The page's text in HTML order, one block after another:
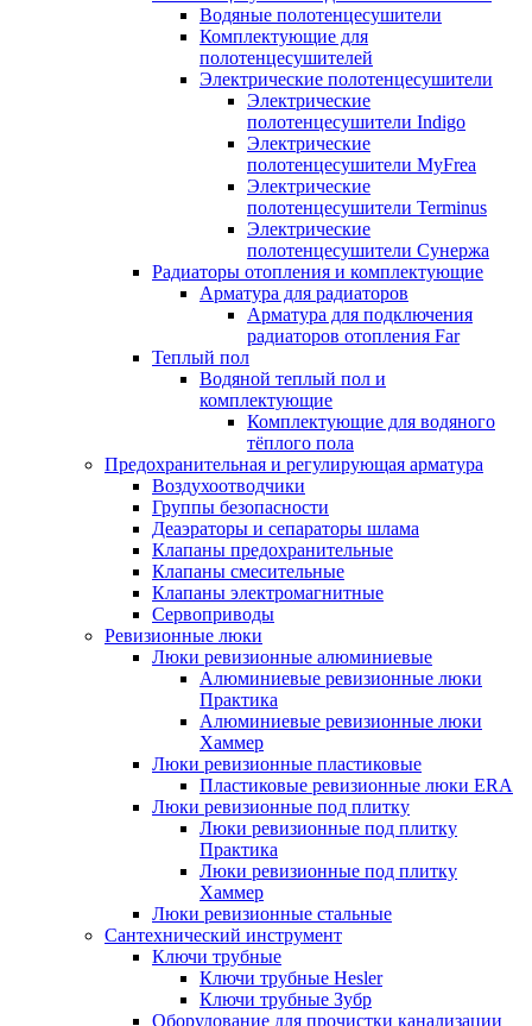
Водяные полотенцесушители
Комплектующие для
полотенцесушителей
Электрические полотенцесушители
Электрические
полотенцесушители Indigo
Электрические
полотенцесушители MyFrea
Электрические
полотенцесушители Terminus
Электрические
полотенцесушители Сунержа
Радиаторы отопления и комплектующие
Арматура для радиаторов
Арматура для подключения
радиаторов отопления Far
Теплый пол
Водяной теплый пол и
комплектующие
Комплектующие для водяного
тёплого пола
Предохранительная и регулирующая арматура
Воздухоотводчики
Группы безопасности
Деаэраторы и сепараторы шлама
Клапаны предохранительные
Клапаны смесительные
Клапаны электромагнитные
Сервоприводы
Ревизионные люки
Люки ревизионные алюминиевые
Алюминиевые ревизионные люки
Практика
Алюминиевые ревизионные люки
Хаммер
Люки ревизионные пластиковые
Пластиковые ревизионные люки ERA
Люки ревизионные под плитку
Люки ревизионные под плитку
Практика
Люки ревизионные под плитку
Хаммер
Люки ревизионные стальные
Сантехнический инструмент
Ключи трубные
Ключи трубные Hesler
Ключи трубные Зубр
Оборудование для прочистки канализации